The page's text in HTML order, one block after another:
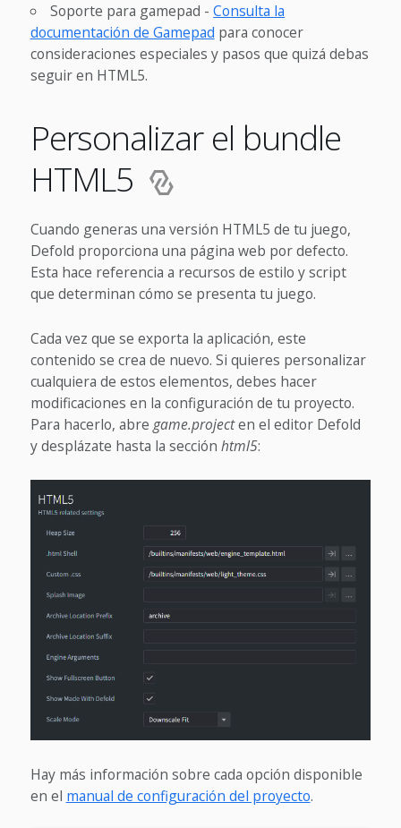
Soporte para gamepad -Consulta la
documentación de Gamepad para conocer
consideraciones especiales y pasos que quizá debas
seguir en HTML5.
Personalizar el bundle
HTML5
Cuando generas una versión HTML5 de tu juego,
Defold proporciona una página web por defecto.
Esta hace referencia a recursos de estilo y script
que determinan cómo se presenta tu juego.
Cada vez que se exporta la aplicación, este
contenido se crea de nuevo. Si quieres personalizar
cualquiera de estos elementos, debes hacer
modificaciones en la configuración de tu proyecto.
Para hacerlo, abre game.projecten el editor Defold
y desplázate hasta la sección html5:
Hay más información sobre cada opción disponible
en el manual de configuración del proyecto.